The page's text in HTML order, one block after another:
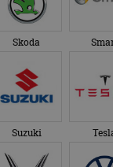
Skoda
Suzuki